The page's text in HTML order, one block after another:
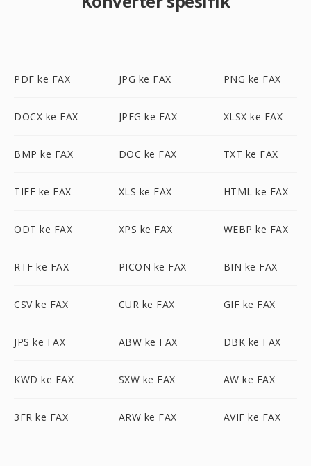
PDF ke FAX JPG ke FAX PNG ke FAX
DOCX ke FAX JPEG ke FAX XLSX ke FAX
BMP ke FAX DOC ke FAX TXT ke FAX
TIFF ke FAX XLS ke FAX HTML ke FAX
ODT ke FAX XPS ke FAX WEBP ke FAX
RTF ke FAX PICON ke FAX BIN ke FAX
CSV ke FAX CUR ke FAX GIF ke FAX
JPS ke FAX ABW ke FAX DBK ke FAX
KWD ke FAX SXW ke FAX AW ke FAX
3FR ke FAX ARW ke FAX AVIF ke FAX